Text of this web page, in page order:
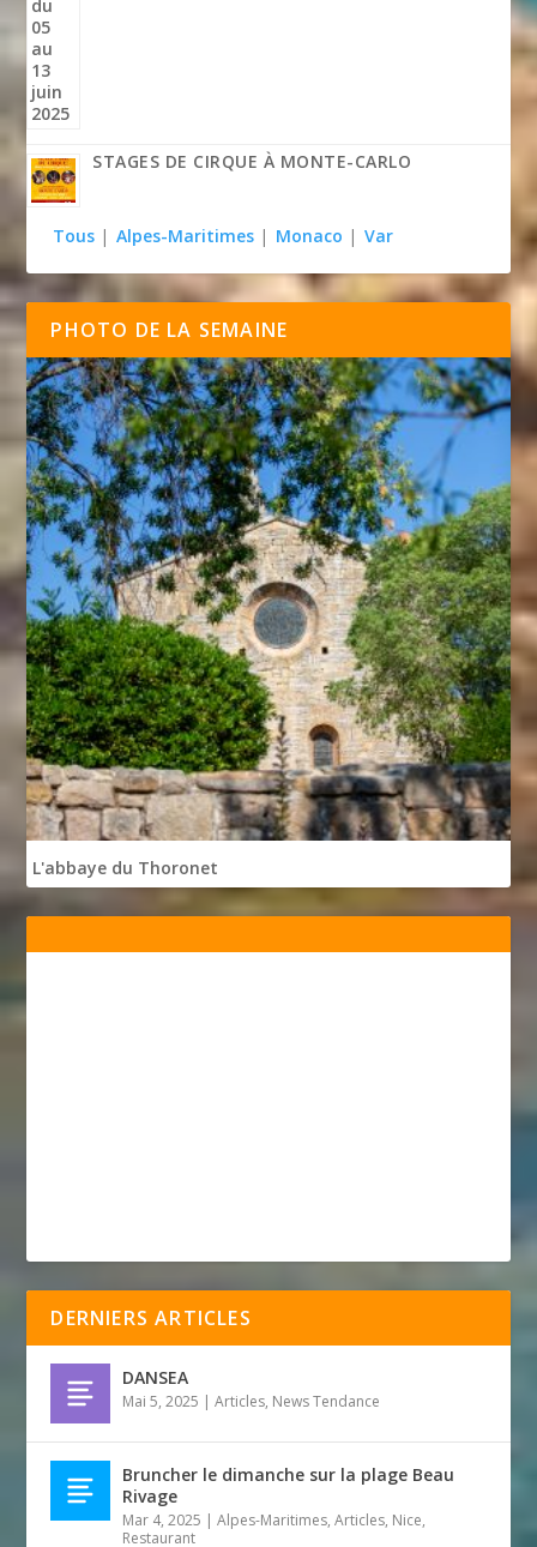
STAGES DE CIRQUE À MONTE-CARLO
Tous | Alpes-Maritimes | Monaco | Var
PHOTO DE LA SEMAINE
L'abbaye du Thoronet
DERNIERS ARTICLES
DANSEA
Mai 5, 2025 |Articles, News Tendance
Bruncher le dimanche sur la plage Beau
Rivage
Mar 4, 2025 |Alpes-Maritimes,Articles, Nice,
Restaurant